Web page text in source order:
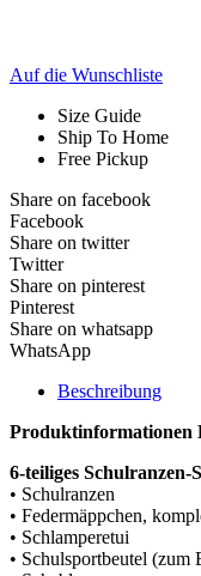
Auf die Wunschliste
Size Guide
Ship To Home
Free Pickup
Share on facebook
Facebook
Share on twitter
Twitter
Share on pinterest
Pinterest
Share on whatsapp
WhatsApp
Beschreibung
Produktinformationen
6-teiliges Schulranzen-
• Schulranzen
• Federmäppchen,
• Schlamperetui
• Schulsportbeutel (zum